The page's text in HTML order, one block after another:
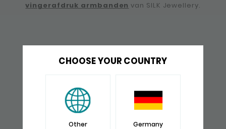
CHOOSE YOUR COUNTRY
Other Germany
vingerafdruk armbanden van SILK Jewellery.